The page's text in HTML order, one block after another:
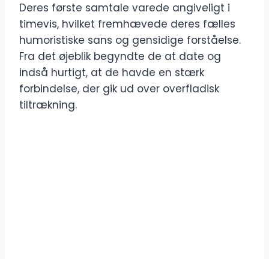
Deres første samtale varede angiveligt i
timevis, hvilket fremhævede deres fælles
humoristiske sans og gensidige forståelse.
Fra det øjeblik begyndte de at date og
indså hurtigt, at de havde en stærk
forbindelse, der gik ud over overfladisk
tiltrækning.